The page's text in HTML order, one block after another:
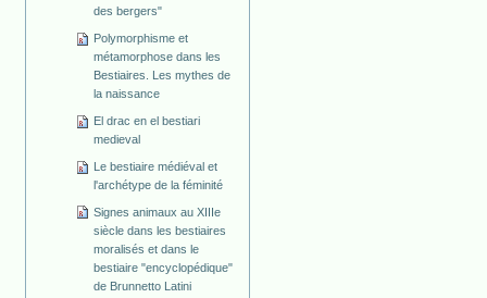
des bergers"
Polymorphisme et
métamorphose dans les
Bestiaires. Les mythes de
la naissance
El drac en el bestiari
medieval
Le bestiaire médiéval et
l'archétype de la féminité
Signes animaux au XIIIe
siècle dans les bestiaires
moralisés et dans le
bestiaire "encyclopédique"
de Brunnetto Latini